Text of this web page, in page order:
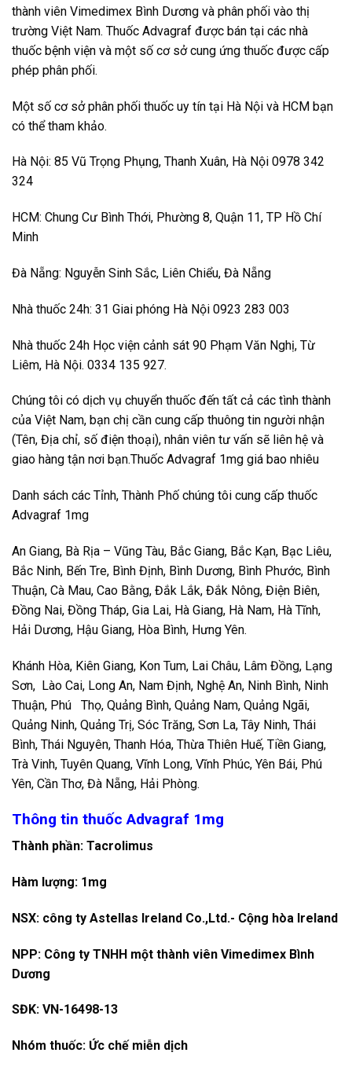
thành viên Vimedimex Bình Dương và phân phối vào thị
trường Việt Nam. Thuốc Advagraf được bán tại các nhà
thuốc bệnh viện và một số cơ sở cung ứng thuốc được cấp
phép phân phối.
Một số cơ sở phân phối thuốc uy tín tại Hà Nội và HCM bạn
có thể tham khảo.
Hà Nội: 85 Vũ Trọng Phụng, Thanh Xuân, Hà Nội 0978 342
324
HCM: Chung Cư Bình Thới, Phường 8, Quận 11, TP Hồ Chí
Minh
Đà Nẵng: Nguyễn Sinh Sắc, Liên Chiểu, Đà Nẵng
Nhà thuốc 24h: 31 Giai phóng Hà Nội 0923 283 003
Nhà thuốc 24h Học viện cảnh sát 90 Phạm Văn Nghị, Từ
Liêm, Hà Nội. 0334 135 927.
Chúng tôi có dịch vụ chuyển thuốc đến tất cả các tình thành
của Việt Nam, bạn chị cần cung cấp thuông tin người nhận
(Tên, Địa chỉ, số điện thoại), nhân viên tư vấn sẽ liên hệ và
giao hàng tận nơi bạn.Thuốc Advagraf 1mg giá bao nhiêu
Danh sách các Tỉnh, Thành Phố chúng tôi cung cấp thuốc
Advagraf 1mg
An Giang, Bà Rịa – Vũng Tàu, Bắc Giang, Bắc Kạn, Bạc Liêu,
Bắc Ninh, Bến Tre, Bình Định, Bình Dương, Bình Phước, Bình
Thuận, Cà Mau, Cao Bằng, Đắk Lắk, Đắk Nông, Điện Biên,
Đồng Nai, Đồng Tháp, Gia Lai, Hà Giang, Hà Nam, Hà Tĩnh,
Hải Dương, Hậu Giang, Hòa Bình, Hưng Yên.
Khánh Hòa, Kiên Giang, Kon Tum, Lai Châu, Lâm Đồng, Lạng
Sơn, Lào Cai, Long An, Nam Định, Nghệ An, Ninh Bình, Ninh
Thuận, Phú Thọ, Quảng Bình, Quảng Nam, Quảng Ngãi,
Quảng Ninh, Quảng Trị, Sóc Trăng, Sơn La, Tây Ninh, Thái
Bình, Thái Nguyên, Thanh Hóa, Thừa Thiên Huế, Tiền Giang,
Trà Vinh, Tuyên Quang, Vĩnh Long, Vĩnh Phúc, Yên Bái, Phú
Yên, Cần Thơ, Đà Nẵng, Hải Phòng.
Thông tin thuốc Advagraf 1mg
Thành phần: Tacrolimus
Hàm lượng: 1mg
NSX: công ty Astellas Ireland Co.,Ltd.- Cộng hòa Ireland
NPP: Công ty TNHH một thành viên Vimedimex Bình
Dương
SĐK: VN-16498-13
Nhóm thuốc: Ức chế miễn dịch